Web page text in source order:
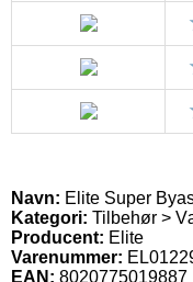
Navn: Elite Super
Kategori: Tilbehør >
Producent: Elite
Varenummer:
EAN: 8020775019887